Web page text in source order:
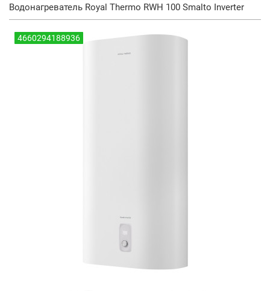
Водонагреватель Royal Thermo RWH 100 Smalto Inverter
4660294188936